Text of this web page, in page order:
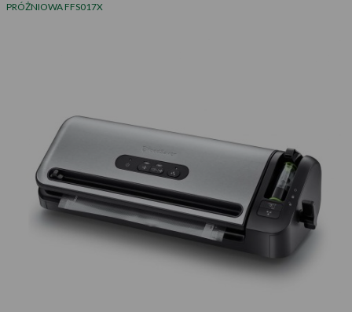
PRÓŻNIOWA FFS017X